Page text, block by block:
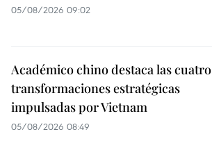
05/08/2026 09:02
Académico chino destaca las cuatro
transformaciones estratégicas
impulsadas por Vietnam
05/08/2026 08:49